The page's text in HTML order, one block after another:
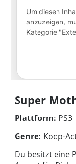
Super
Plattform: PS3
Genre: Koop-
Du besitzt eine